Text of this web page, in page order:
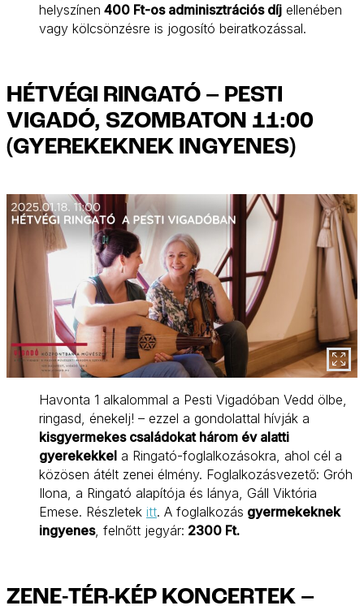
helyszínen 400 Ft-os adminisztrációs díj ellenében
vagy kölcsönzésre is jogosító beiratkozással.
HÉTVÉGI RINGATÓ – PESTI
VIGADÓ, SZOMBATON 11:00
(GYEREKEKNEK INGYENES)
Havonta 1 alkalommal a Pesti Vigadóban Vedd ölbe,
ringasd, énekelj! – ezzel a gondolattal hívják a
kisgyermekes családokat három év alatti
gyerekekkel a Ringató-foglalkozásokra, ahol cél a
közösen átélt zenei élmény. Foglalkozásvezető: Gróh
Ilona, a Ringató alapítója és lánya, Gáll Viktória
Emese. Részletek itt. A foglalkozás gyermekeknek
ingyenes, felnőtt jegyár: 2300 Ft.
ZENE-TÉR-KÉP KONCERTEK –